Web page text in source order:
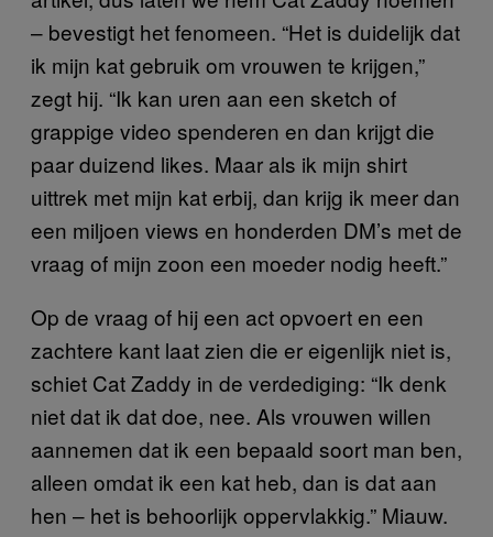
– bevestigt het fenomeen. “Het is duidelijk dat
ik mijn kat gebruik om vrouwen te krijgen,”
zegt hij. “Ik kan uren aan een sketch of
grappige video spenderen en dan krijgt die
paar duizend likes. Maar als ik mijn shirt
uittrek met mijn kat erbij, dan krijg ik meer dan
een miljoen views en honderden DM’s met de
vraag of mijn zoon een moeder nodig heeft.”
Op de vraag of hij een act opvoert en een
zachtere kant laat zien die er eigenlijk niet is,
schiet Cat Zaddy in de verdediging: “Ik denk
niet dat ik dat doe, nee. Als vrouwen willen
aannemen dat ik een bepaald soort man ben,
alleen omdat ik een kat heb, dan is dat aan
hen – het is behoorlijk oppervlakkig.” Miauw.